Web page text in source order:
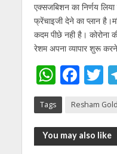
एक्सजबिशन का निर्णय
फ्रेंचाइजी देने का प्लान
कदम पीछे नही है। कोरोना
रेशम अपना व्यापार शुरू
W
h
at
s
F
e
b
T
Tags Resham
You may also like